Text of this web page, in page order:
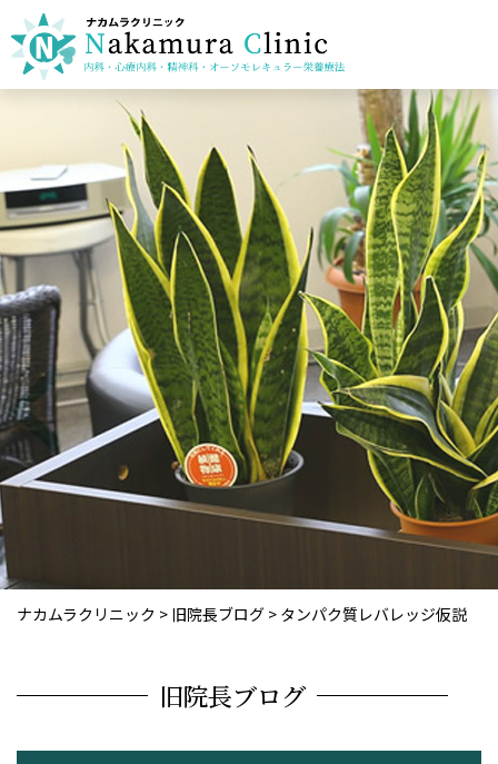
ナカムラクリニック > 旧院長ブログ > タンパク質レバレッジ仮説
旧院長ブログ